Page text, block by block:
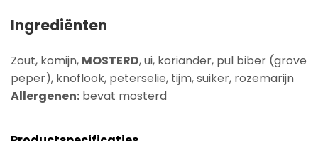
Ingrediënten
Zout, komijn, MOSTERD, ui, koriander, pul biber (grove
peper), knoflook, peterselie, tijm, suiker, rozemarijn
Allergenen: bevat mosterd